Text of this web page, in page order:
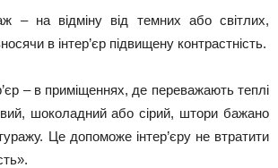
– на відміну від темних або світлих,
в інтер’єр підвищену контрастність.
– в приміщеннях, де переважають теплі
шоколадний або сірий, штори бажано
Це допоможе інтер’єру не втратити